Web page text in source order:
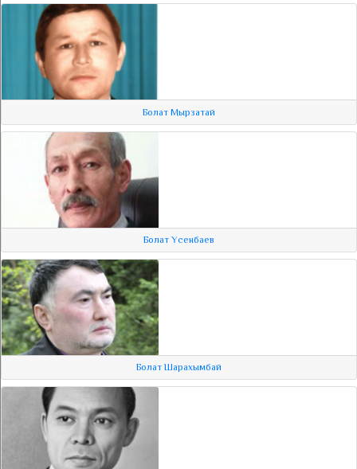
Болат Мырзатай
Болат Үсенбаев
Болат Шарахымбай